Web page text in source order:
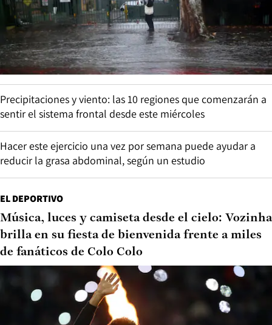
Precipitaciones y viento: las 10 regiones que comenzarán a
sentir el sistema frontal desde este miércoles
Hacer este ejercicio una vez por semana puede ayudar a
reducir la grasa abdominal, según un estudio
EL DEPORTIVO
Música, luces y camiseta desde el cielo: Vozinha
brilla en su fiesta de bienvenida frente a miles
de fanáticos de Colo Colo